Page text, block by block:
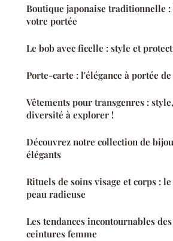
Boutique japonaise traditionnelle :
votre portée
Le bob avec ficelle : style et
Porte-carte : l'élégance à portée
Vêtements pour transgenres :
diversité à explorer !
Découvrez notre collection de
élégants
Rituels de soins visage et corps :
peau radieuse
Les tendances incontournables
ceintures femme